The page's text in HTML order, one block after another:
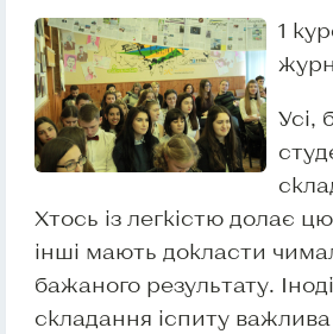
1
Усі,
Хтось із легкістю долає
інші мають докласти
бажаного результату.
складання іспиту важлива